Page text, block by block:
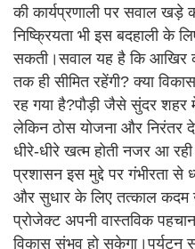
की कार्यप्रणाली पर सवाल खड़े
निष्क्रियता भी इस बदहाली के
सकती।सवाल यह है कि आखिर
तक ही सीमित रहेंगी? क्या
रह गया है?पौड़ी जैसे सुंदर शहर
लेकिन ठोस योजना और निरंतर
धीरे-धीरे खत्म होती नजर आ
प्रशासन इस मुद्दे पर गंभीरता
और सुधार के लिए तत्काल कदम
प्रोजेक्ट अपनी वास्तविक
विकास संभव हो सकेगा।पर्यटन